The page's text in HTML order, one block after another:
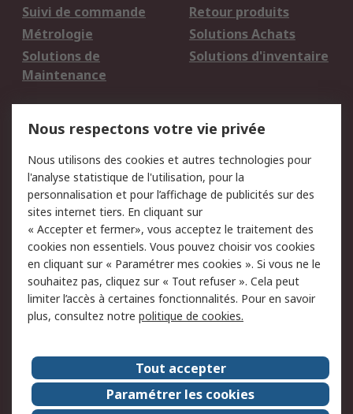
Suivi de commande
Retour produits
Métrologie
Solutions Achats
Solutions de
Maintenance
Solutions d'inventaire
du site
Politique de protection
des données - Mise à
jour
Sécurité des E-mails
Conditions générales
de vente
Politique anti-
corruption
Campagnes marketing
A propos de RS
A propos de RS France
Evénements
Le groupe RS Group Plc
Presse
RS dans le monde
Démarche RSE
Nous respectons votre vie privée
Nous utilisons des cookies et autres technologies pour
l'analyse statistique de l'utilisation, pour la
personnalisation et pour l’affichage de publicités sur des
sites internet tiers. En cliquant sur
« Accepter et fermer», vous acceptez le traitement des
cookies non essentiels. Vous pouvez choisir vos cookies
en cliquant sur « Paramétrer mes cookies ». Si vous ne le
souhaitez pas, cliquez sur « Tout refuser ». Cela peut
limiter l’accès à certaines fonctionnalités. Pour en savoir
plus, consultez notre politique de cookies.
Tout accepter
Paramétrer les cookies